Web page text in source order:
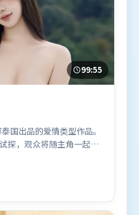
99:55
国出品的爱情类型作品。
探，观众将随主角一起经
并进，最终在关键节点收
、汤唯、黄渤，古天乐等
25日（泰国）在部分地